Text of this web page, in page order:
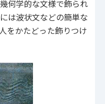
何学的な文様で飾られ
は波状文などの簡単な
をかたどった飾りつけ